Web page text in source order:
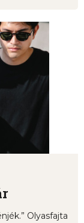
Olyasfajta